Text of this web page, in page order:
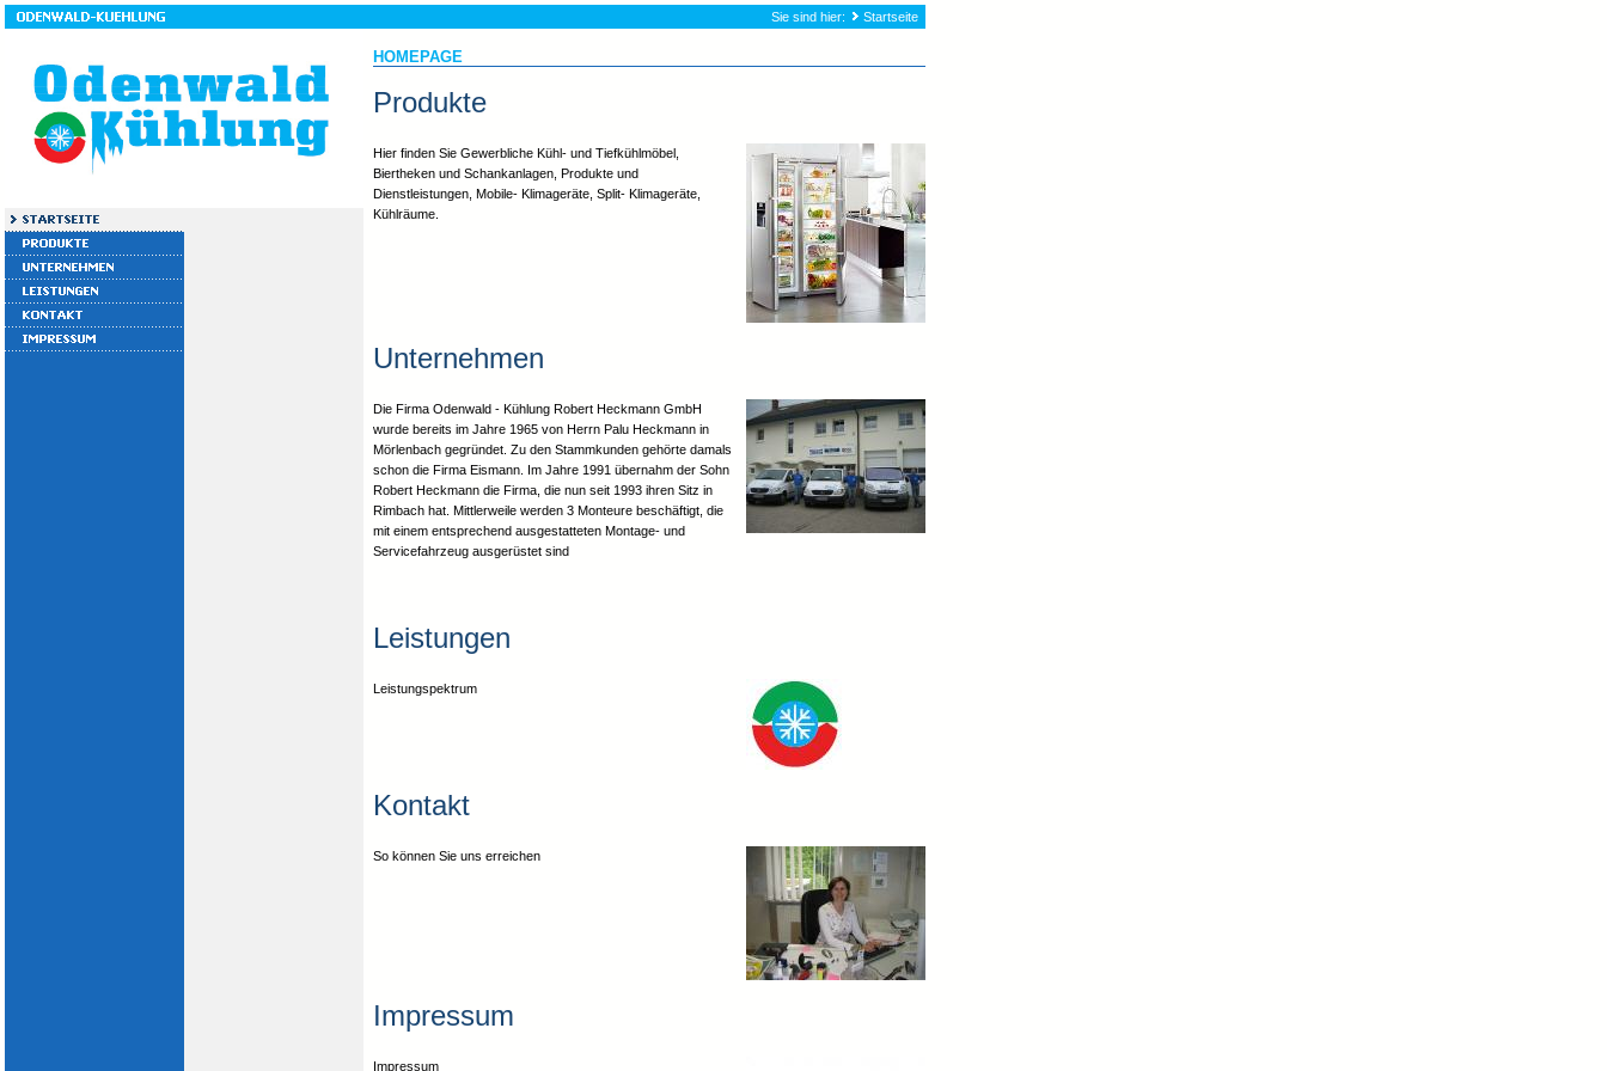
Sie sind hier: Startseite
HOMEPAGE
Produkte
Hier finden Sie Gewerbliche Kühl- und Tiefkühlmöbel,
Biertheken und Schankanlagen, Produkte und
Dienstleistungen, Mobile- Klimageräte, Split- Klimageräte,
Kühlräume.
Unternehmen
Die Firma Odenwald - Kühlung Robert Heckmann GmbH
wurde bereits im Jahre 1965 von Herrn Palu Heckmann in
Mörlenbach gegründet. Zu den Stammkunden gehörte damals
schon die Firma Eismann. Im Jahre 1991 übernahm der Sohn
Robert Heckmann die Firma, die nun seit 1993 ihren Sitz in
Rimbach hat. Mittlerweile werden 3 Monteure beschäftigt, die
mit einem entsprechend ausgestatteten Montage- und
Servicefahrzeug ausgerüstet sind
Leistungen
Leistungspektrum
Kontakt
So können Sie uns erreichen
Impressum
Impressum